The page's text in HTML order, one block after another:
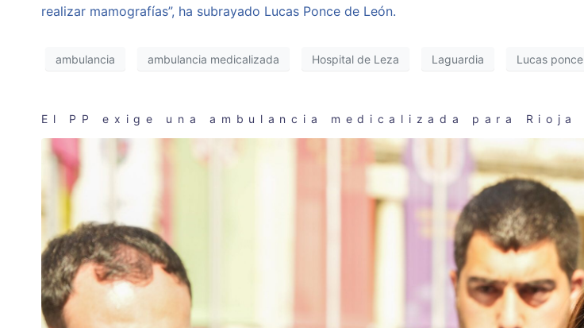
realizar mamografías”, ha subrayado Lucas Ponce de León.
ambulancia ambulancia medicalizada Hospital de Leza Laguardia Lucas
El PP exige una ambulancia medicalizada para Rioja